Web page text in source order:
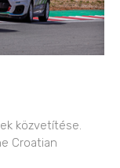
közvetítése.
Croatian